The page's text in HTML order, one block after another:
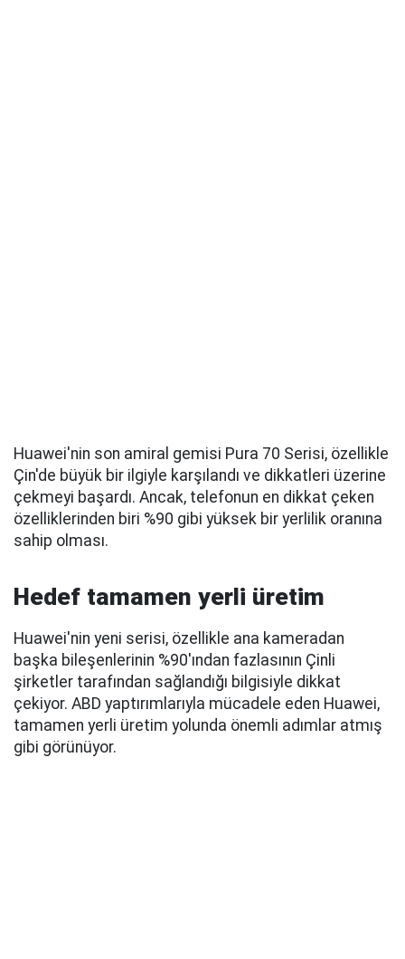
Huawei'nin son amiral gemisi Pura 70 Serisi, özellikle
Çin'de büyük bir ilgiyle karşılandı ve dikkatleri üzerine
çekmeyi başardı. Ancak, telefonun en dikkat çeken
özelliklerinden biri %90 gibi yüksek bir yerlilik oranına
sahip olması.
Hedef tamamen yerli üretim
Huawei'nin yeni serisi, özellikle ana kameradan
başka bileşenlerinin %90'ından fazlasının Çinli
şirketler tarafından sağlandığı bilgisiyle dikkat
çekiyor. ABD yaptırımlarıyla mücadele eden Huawei,
tamamen yerli üretim yolunda önemli adımlar atmış
gibi görünüyor.